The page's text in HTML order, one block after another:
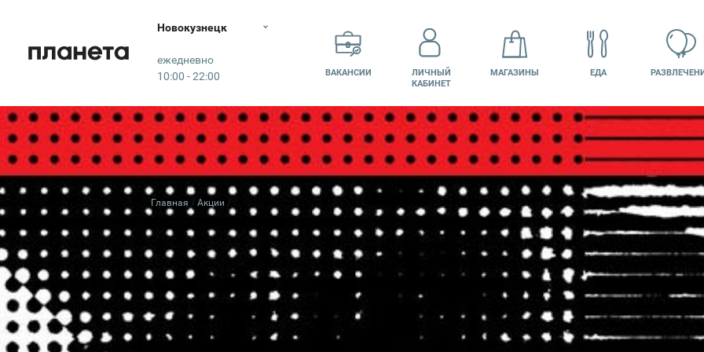
Планета
Новокузнецк
ежедневно
10:00 - 22:00
ВАКАНСИИ
ЛИЧНЫЙ
КАБИНЕТ
МАГАЗИНЫ ЕДА
КИНО
ПОДАРОЧНАЯ
КАРТА
Главная Акции